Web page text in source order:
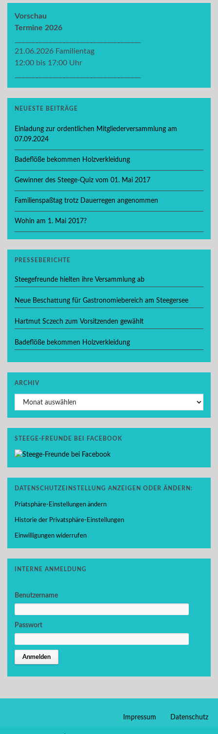
Vorschau
Termine 2026
21.06.2026 Familientag
12:00 bis 17:00 Uhr
NEUESTE BEITRÄGE
Einladung zur ordentlichen Mitgliederversammlung am
07.09.2024
Badeflöße bekommen Holzverkleidung
Gewinner des Steege-Quiz vom 01. Mai 2017
Familienspaßtag trotz Dauerregen angenommen
Wohin am 1. Mai 2017?
PRESSEBERICHTE
Steegefreunde hielten ihre Versammlung ab
Neue Beschattung für Gastronomiebereich am Steegersee
Hartmut Sczech zum Vorsitzenden gewählt
Badeflöße bekommen Holzverkleidung
ARCHIV
Archiv
STEEGE-FREUNDE BEI FACEBOOK
DATENSCHUTZEINSTELLUNG ANZEIGEN ODER ÄNDERN:
Priatsphäre-Einstellungen ändern
Historie der Privatsphäre-Einstellungen
Einwilligungen widerrufen
INTERNE ANMELDUNG
Benutzername
Passwort
Impressum Datenschutz